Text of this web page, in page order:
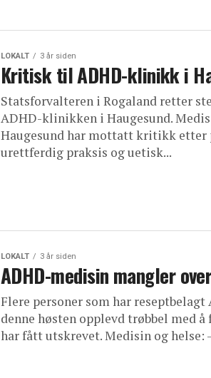
LOKALT 3 år siden
Kritisk til ADHD-klinikk i
Statsforvalteren i Rogaland retter
ADHD-klinikken i Haugesund.
Haugesund har mottatt kritikk etter
urettferdig praksis og uetisk...
LOKALT 3 år siden
ADHD-medisin mangler
Flere personer som har
denne høsten opplevd trøbbel med å
har fått utskrevet. Medisin og helse: